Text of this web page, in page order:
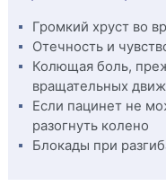
Громкий хруст во
Отечность и
Колющая боль,
вращательных
Если пацинет не
разогнуть колено
Блокады при